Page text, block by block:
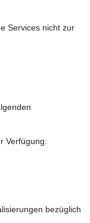
Services nicht zur
Verfügung:
bezüglich